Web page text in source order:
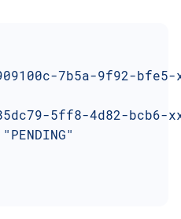
7b5a-9f92-
5ff8-4d82-bcb6-
"PENDING"